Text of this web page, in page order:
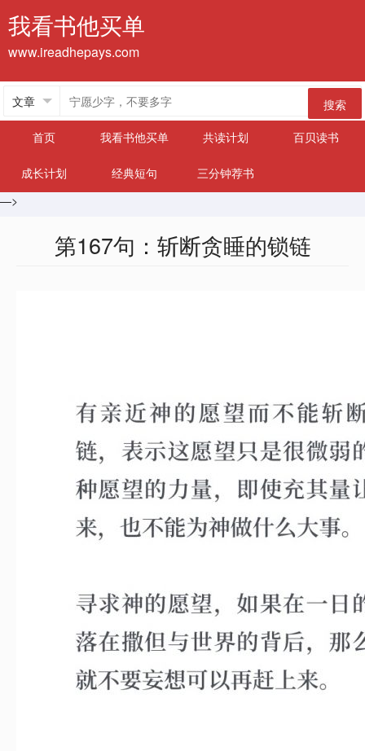
我看书他买单
www.ireadhepays.com
搜索
首页
我看书他买单 共读计划 百贝读书
成长计划 经典短句
三分钟荐书
—>
第167句：斩断贪睡的锁链